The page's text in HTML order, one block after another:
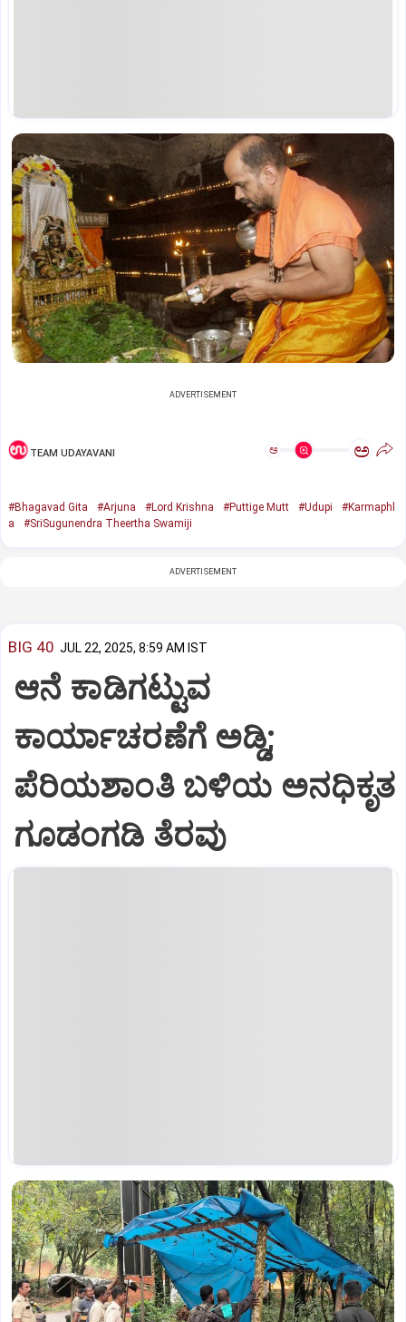
ADVERTISEMENT
TEAM UDAYAVANI ಅ ಅ
#Bhagavad Gita #Arjuna #Lord Krishna #Puttige Mutt #Udupi
#Karmaphl
a
#SriSugunendra Theertha Swamiji
ADVERTISEMENT
BIG 40 JUL 22, 2025, 8:59 AM IST
ಆನೆ ಕಾಡಿಗಟ್ಟುವ
ಕಾರ್ಯಾಚರಣೆಗೆ ಅಡ್ಡಿ;
ಪೆರಿಯಶಾಂತಿ ಬಳಿಯ ಅನಧಿಕೃತ
ಗೂಡಂಗಡಿ ತೆರವು